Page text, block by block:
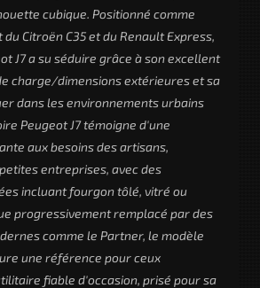
cubique. Positionné comme
Citroën C35 et du Renault Express,
J7 a su séduire grâce à son excellent
charge/dimensions extérieures et sa
dans les environnements urbains
Peugeot J7 témoigne d'une
aux besoins des artisans,
entreprises, avec des
incluant fourgon tôlé, vitré ou
progressivement remplacé par des
comme le Partner, le modèle
une référence pour ceux
fiable d'occasion, prisé pour sa